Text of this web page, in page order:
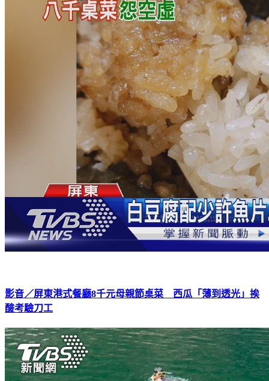
影音／屏東港式餐廳8千元母親節桌菜 西瓜「薄到透光」挨
酸考驗刀工